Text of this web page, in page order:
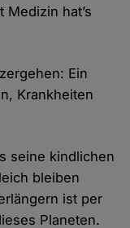
hat’s
Ein
Krankheiten
seine kindlichen
bleiben
ist per
Planeten.